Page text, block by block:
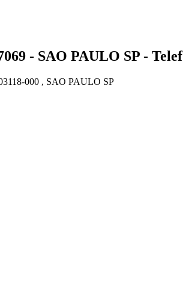
- SAO PAULO SP -
000 , SAO PAULO SP